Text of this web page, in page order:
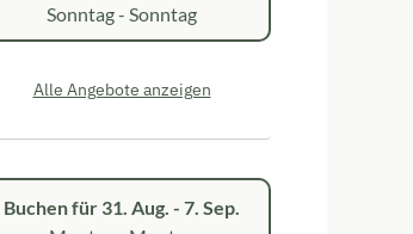
Sonntag - Sonntag
Alle Angebote anzeigen
Buchen für 31. Aug. - 7. Sep.